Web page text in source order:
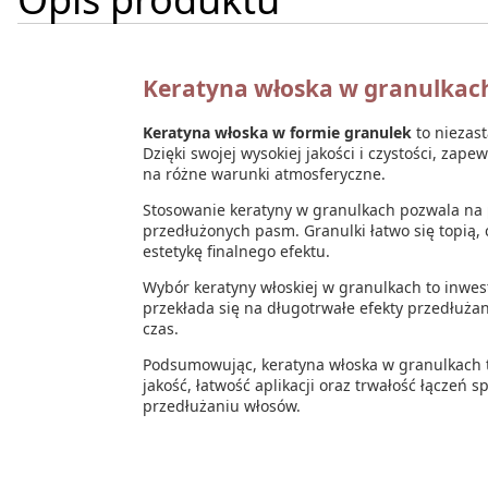
Keratyna włoska w
Keratyna włoska w formie granulek to
Dzięki swojej wysokiej jakości i czystości,
na różne warunki atmosferyczne.
Stosowanie keratyny w granulkach pozwala na
przedłużonych pasm. Granulki łatwo się
estetykę finalnego efektu.
Wybór keratyny włoskiej w granulkach to
przekłada się na długotrwałe efekty
czas.
Podsumowując, keratyna włoska w granulkach
jakość, łatwość aplikacji oraz trwałość
przedłużaniu włosów.